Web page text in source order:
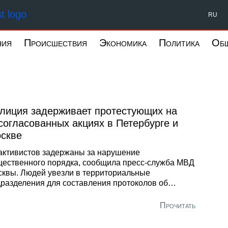
Северо-Запад RU
Происшествия Экономика Политика
задерживает протестующих на
акциях в Петербурге и
задержаны за нарушение
порядка, сообщила пресс-служба МВД
Людей увезли в территориальные
для составления протоколов об
задержанных в Москве достигло 40Прочитать